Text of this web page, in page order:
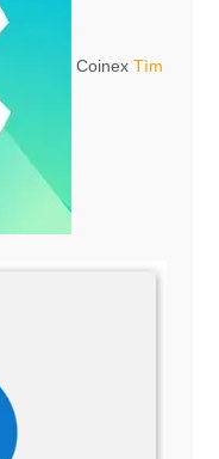
Coinex Tìm